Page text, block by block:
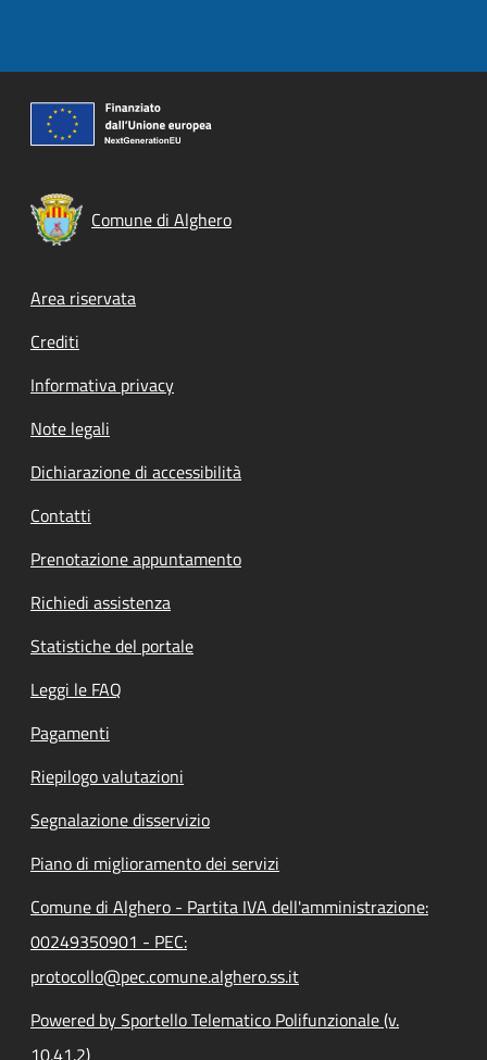
Comune di Alghero
Footer menu
Area riservata
Crediti
Informativa privacy
Note legali
Dichiarazione di accessibilità
Contatti
Prenotazione appuntamento
Richiedi assistenza
Statistiche del portale
Leggi le FAQ
Pagamenti
Riepilogo valutazioni
Segnalazione disservizio
Piano di miglioramento dei servizi
Comune di Alghero - Partita IVA dell'amministrazione:
00249350901 - PEC:
protocollo@pec.comune.alghero.ss.it
Powered by Sportello Telematico Polifunzionale (v.
10.41.2)